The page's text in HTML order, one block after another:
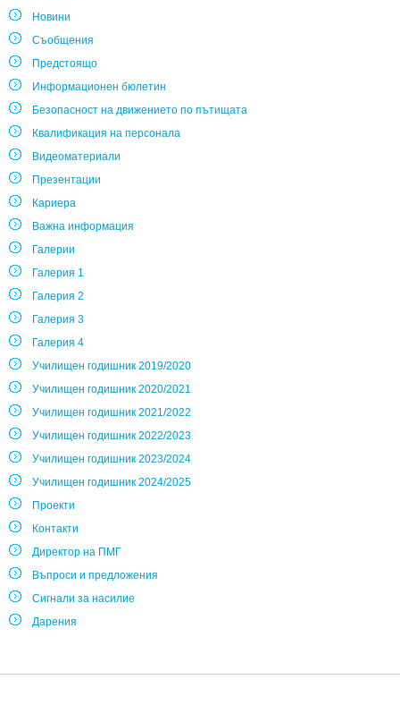
Новини
Съобщения
Предстоящо
Информационен бюлетин
Безопасност на движението по пътищата
Квалификация на персонала
Видеоматериали
Презентации
Кариера
Важна информация
Галерии
Галерия 1
Галерия 2
Галерия 3
Галерия 4
Училищен годишник 2019/2020
Училищен годишник 2020/2021
Училищен годишник 2021/2022
Училищен годишник 2022/2023
Училищен годишник 2023/2024
Училищен годишник 2024/2025
Проекти
Контакти
Директор на ПМГ
Въпроси и предложения
Сигнали за насилие
Дарения